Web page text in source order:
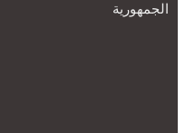
الجمهورية